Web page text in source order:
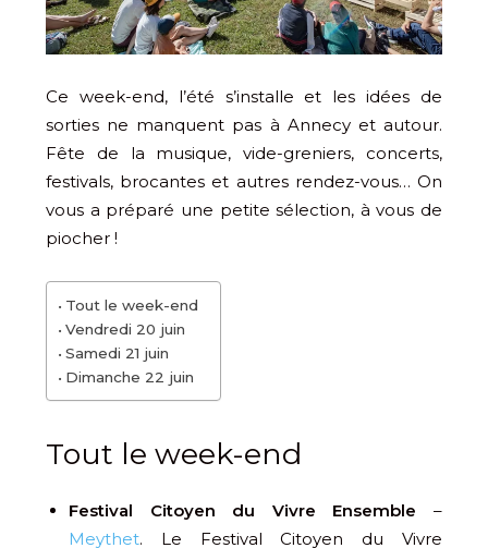
Ce week-end, l’été s’installe et les idées de
sorties ne manquent pas à Annecy et autour.
Fête de la musique, vide-greniers, concerts,
festivals, brocantes et autres rendez-vous… On
vous a préparé une petite sélection, à vous de
piocher !
Tout le week-end
Vendredi 20 juin
Samedi 21 juin
Dimanche 22 juin
Tout le week-end
Festival Citoyen du Vivre Ensemble –
Meythet. Le Festival Citoyen du Vivre